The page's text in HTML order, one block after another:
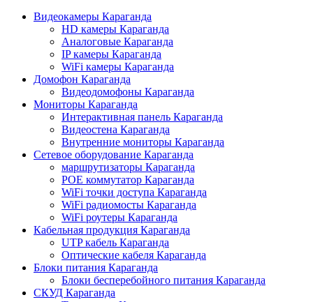
Видеокамеры Караганда
HD камеры Караганда
Аналоговые Караганда
IP камеры Караганда
WiFi камеры Караганда
Домофон Караганда
Видеодомофоны Караганда
Мониторы Караганда
Интерактивная панель Караганда
Видеостена Караганда
Внутренние мониторы Караганда
Сетевое оборудование Караганда
маршрутизаторы Караганда
POE коммутатор Караганда
WiFi точки доступа Караганда
WiFi радиомосты Караганда
WiFi роутеры Караганда
Кабельная продукция Караганда
UTP кабель Караганда
Оптические кабеля Караганда
Блоки питания Караганда
Блоки бесперебойного питания Караганда
СКУД Караганда